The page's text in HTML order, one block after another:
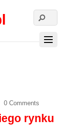
0 Comments
rynku